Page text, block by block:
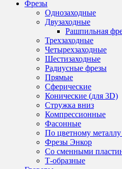
Фрезы
Однозаходные
Двузаходные
Рашпильная
Трехзаходные
Четырехзаходные
Шестизаходные
Радиусные фрезы
Прямые
Сферические
Конические (для 3D)
Стружка вниз
Компрессионные
Фасонные
По цветному металлу
Фрезы Энкор
Со сменными
Т-образные